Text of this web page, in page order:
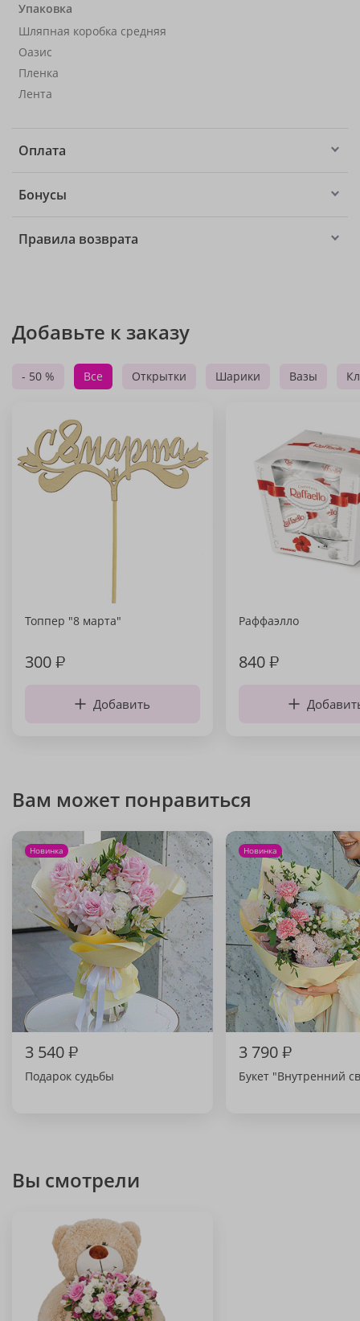
Упаковка
Шляпная коробка средняя
Оазис
Пленка
Лента
Оплата
Бонусы
Правила возврата
Добавьте к заказу
- 50 % Все Открытки Шарики Вазы
Топпер "8 марта"
300₽
Добавить
Раффаэлло
840₽
Вам может понравиться
Новинка
3 540₽
Подарок судьбы
Новинка
3 790₽
Букет "Внутренний
Вы смотрели